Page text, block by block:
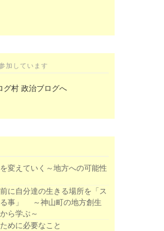
加しています
変えていく～地方への可能性
に自分達の生きる場所を「ス
る事」 ～神山町の地方創生
ら学ぶ～
めに必要なこと